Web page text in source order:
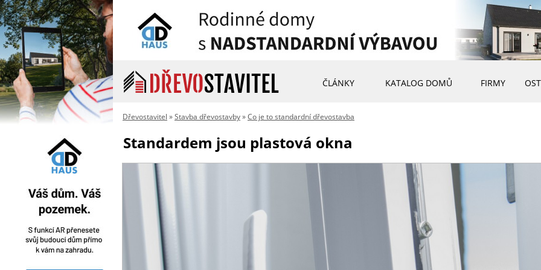
ČLÁNKY KATALOG DOMŮ FIRMY
Dřevostavitel »Stavba dřevostavby»Co je to standardní dřevostavba
Standardem jsou plastová okna